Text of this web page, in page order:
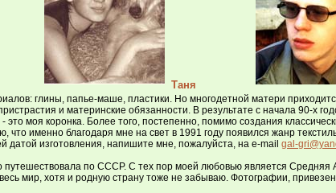
Таня
глины, папье-маше, пластики. Но многодетной матери
и материнские обязанности. В результате с начала 90-х
- это моя коронка. Более того, постепенно, помимо создания
что именно благодаря мне на свет в 1991 году появился жанр
датой изготовления, напишите мне, пожалуйста, на e-mail gal-
путешествовала по СССР. С тех пор моей любовью является
мир, хотя и родную страну тоже не забываю. Фотографии,